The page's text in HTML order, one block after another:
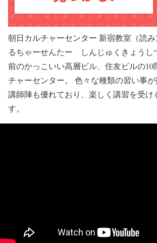
朝日カルチャーセンター 新宿教室（読
るちゃーせんたー しんじゅくきょうし
前のかっこいい高層ビル、住友ビルの10
チャーセンター。 色々な種類の習い事が
講師陣も優れており、楽しく講習を受け
す。